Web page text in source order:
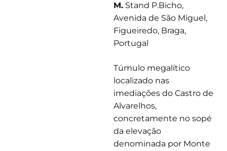
M. Stand P.Bicho,
Avenida de São Miguel,
Figueiredo, Braga,
Portugal
Túmulo megalítico
localizado nas
imediações do Castro de
Alvarelhos,
concretamente no sopé
da elevação
denominada por Monte